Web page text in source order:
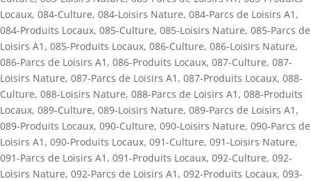
Locaux, 084-Culture, 084-Loisirs Nature, 084-Parcs de Loisirs A1 ,
084-Produits Locaux, 085-Culture, 085-Loisirs Nature, 085-Parcs de
Loisirs A1 , 085-Produits Locaux, 086-Culture, 086-Loisirs Nature,
086-Parcs de Loisirs A1 , 086-Produits Locaux, 087-Culture, 087-
Loisirs Nature, 087-Parcs de Loisirs A1 , 087-Produits Locaux, 088-
Culture, 088-Loisirs Nature, 088-Parcs de Loisirs A1 , 088-Produits
Locaux, 089-Culture, 089-Loisirs Nature, 089-Parcs de Loisirs A1 ,
089-Produits Locaux, 090-Culture, 090-Loisirs Nature, 090-Parcs de
Loisirs A1 , 090-Produits Locaux, 091-Culture, 091-Loisirs Nature,
091-Parcs de Loisirs A1 , 091-Produits Locaux, 092-Culture, 092-
Loisirs Nature, 092-Parcs de Loisirs A1 , 092-Produits Locaux, 093-